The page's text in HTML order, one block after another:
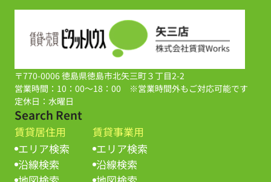
〒770-0006 徳島県徳島市北矢三町３丁目2-2
営業時間：10：00～18：00 ※営業時間外もご対応可能です
定休日：水曜日
Search Rent
賃貸居住用
エリア検索
沿線検索
賃貸事業用
エリア検索
沿線検索